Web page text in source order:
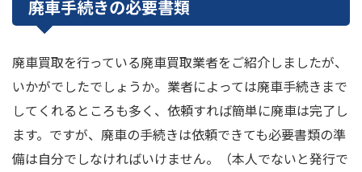
廃車手続きの必要書類
廃車買取を行っている廃車買取業者をご紹介しましたが、
いかがでしたでしょうか。業者によっては廃車手続きまで
してくれるところも多く、依頼すれば簡単に廃車は完了し
ます。ですが、廃車の手続きは依頼できても必要書類の準
備は自分でしなければいけません。（本人でないと発行で